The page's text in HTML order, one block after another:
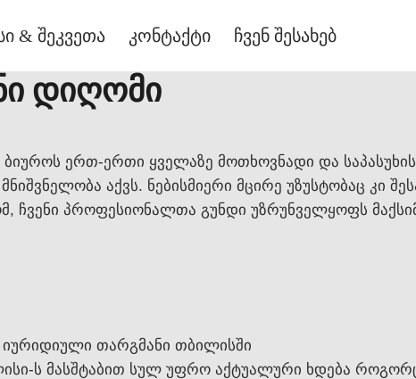
& შეკვეთა კონტაქტი ჩვენ შესახებ
დიღომი
ერთ-ერთი ყველაზე მოთხოვნადი და
აქვს. ნებისმიერი მცირე უზუსტობაც კი
პროფესიონალთა გუნდი უზრუნველყოფს
თარგმანი თბილისში
ს მასშტაბით სულ უფრო აქტუალური ხდება როგორც